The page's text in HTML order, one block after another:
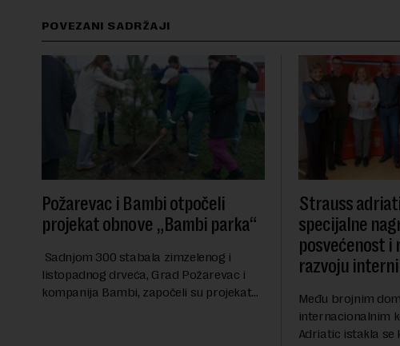
POVEZANI SADRŽAJI
Požarevac i Bambi otpočeli
projekat obnove „Bambi parka“
Sadnjom 300 stabala zimzelenog i
listopadnog drveća, Grad Požarevac i
kompanija Bambi, započeli su projekat
Strauss
specijalne
posvećenost i
razvoju
Među brojnim
internacionalnim
Adriatic istakla se